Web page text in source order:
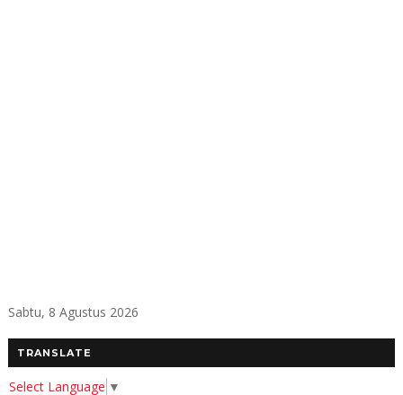
Sabtu, 8 Agustus 2026
TRANSLATE
Select Language ▼